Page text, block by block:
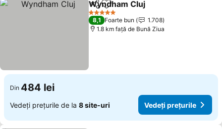
DistribuițiAdăugaţi la favorite
Wyndham Cluj
5 Stele
8,1 Foarte bun
1.708
1.8 km faţă de Bună Ziua
Din 484 lei
Vedeți prețurile de la 8 site-uri Vedeți prețurile